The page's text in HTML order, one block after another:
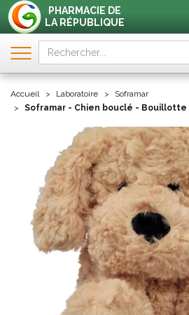
PHARMACIE DE
LA RÉPUBLIQUE
Accueil Laboratoire
Soframar
Soframar - Chien bouclé - Bouillotte